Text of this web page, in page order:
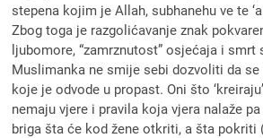
stepena kojim je Allah, subhanehu ve te
Zbog toga je razgolićavanje znak
ljubomore, “zamrznutost” osjećaja i smrt
Muslimanka ne smije sebi dozvoliti da se
koje je odvode u propast. Oni što
nemaju vjere i pravila koja vjera nalaže
briga šta će kod žene otkriti, a šta pokriti